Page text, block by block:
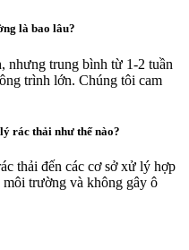
là bao lâu?
nhưng trung bình từ 1-2 tuần
trình lớn. Chúng tôi cam
rác thải như thế nào?
thải đến các cơ sở xử lý hợp
môi trường và không gây ô